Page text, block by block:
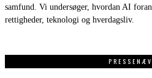
samfund. Vi undersøger, hvordan AI
rettigheder, teknologi og hverdagsliv.